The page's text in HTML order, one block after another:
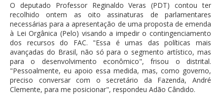
O deputado Professor Reginaldo Veras (PDT) contou ter
recolhido ontem as oito assinaturas de parlamentares
necessárias para a apresentação de uma proposta de emenda
à Lei Orgânica (Pelo) visando a impedir o contingenciamento
dos recursos do FAC. "Essa é umas das políticas mais
avançadas do Brasil, não só para o segmento artístico, mas
para o desenvolvimento econômico", frisou o distrital.
"Pessoalmente, eu apoio essa medida, mas, como governo,
preciso conversar com o secretário da Fazenda, André
Clemente, para me posicionar", respondeu Adão Cândido.